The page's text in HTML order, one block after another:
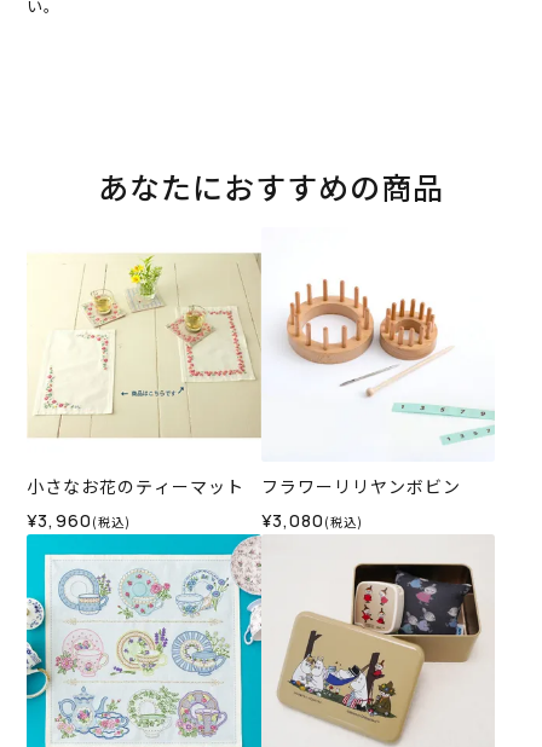
い。
あなたにおすすめの商品
小さなお花のティーマット
¥3,960 (税込)
フラワーリリヤンボビン
¥3,080 (税込)